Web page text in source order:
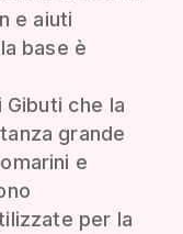
e aiuti
base è
che la
grande
e
per la